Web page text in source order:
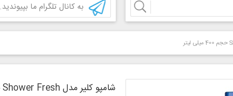
به کانال تلگرام ما بپیوندید.
شامپو کلیر مدل Shower Fresh حجم 400 میلی لیتر